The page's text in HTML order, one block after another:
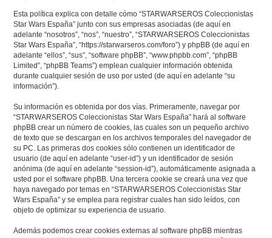
Esta política explica con detalle cómo “STARWARSEROS Coleccionistas
Star Wars España” junto con sus empresas asociadas (de aquí en
adelante “nosotros”, “nos”, “nuestro”, “STARWARSEROS Coleccionistas
Star Wars España”, “https://starwarseros.com/foro”) y phpBB (de aquí en
adelante “ellos”, “sus”, “software phpBB”, “www.phpbb.com”, “phpBB
Limited”, “phpBB Teams”) emplean cualquier información obtenida
durante cualquier sesión de uso por usted (de aquí en adelante “su
información”).
Su información es obtenida por dos vías. Primeramente, navegar por
“STARWARSEROS Coleccionistas Star Wars España” hará al software
phpBB crear un número de cookies, las cuales son un pequeño archivo
de texto que se descargan en los archivos temporales del navegador de
su PC. Las primeras dos cookies sólo contienen un identificador de
usuario (de aquí en adelante “user-id”) y un identificador de sesión
anónima (de aquí en adelante “session-id”), automáticamente asignada a
usted por el software phpBB. Una tercera cookie se creará una vez que
haya navegado por temas en “STARWARSEROS Coleccionistas Star
Wars España” y se emplea para registrar cuales han sido leídos, con
objeto de optimizar su experiencia de usuario.
Además podemos crear cookies externas al software phpBB mientras